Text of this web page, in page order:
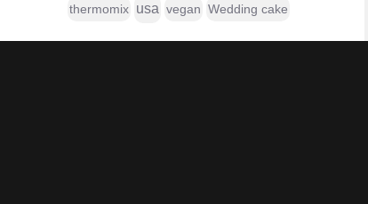
thermomix usa vegan Wedding cake